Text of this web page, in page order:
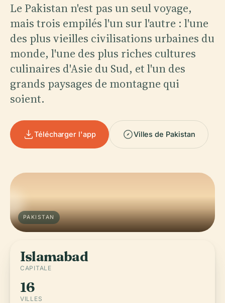
Le Pakistan n'est pas un seul voyage,
mais trois empilés l'un sur l'autre : l'une
des plus vieilles civilisations urbaines du
monde, l'une des plus riches cultures
culinaires d'Asie du Sud, et l'un des
grands paysages de montagne qui
soient.
Télécharger l'app Villes de Pakistan
PAKISTAN
Islamabad
CAPITALE
16
VILLES